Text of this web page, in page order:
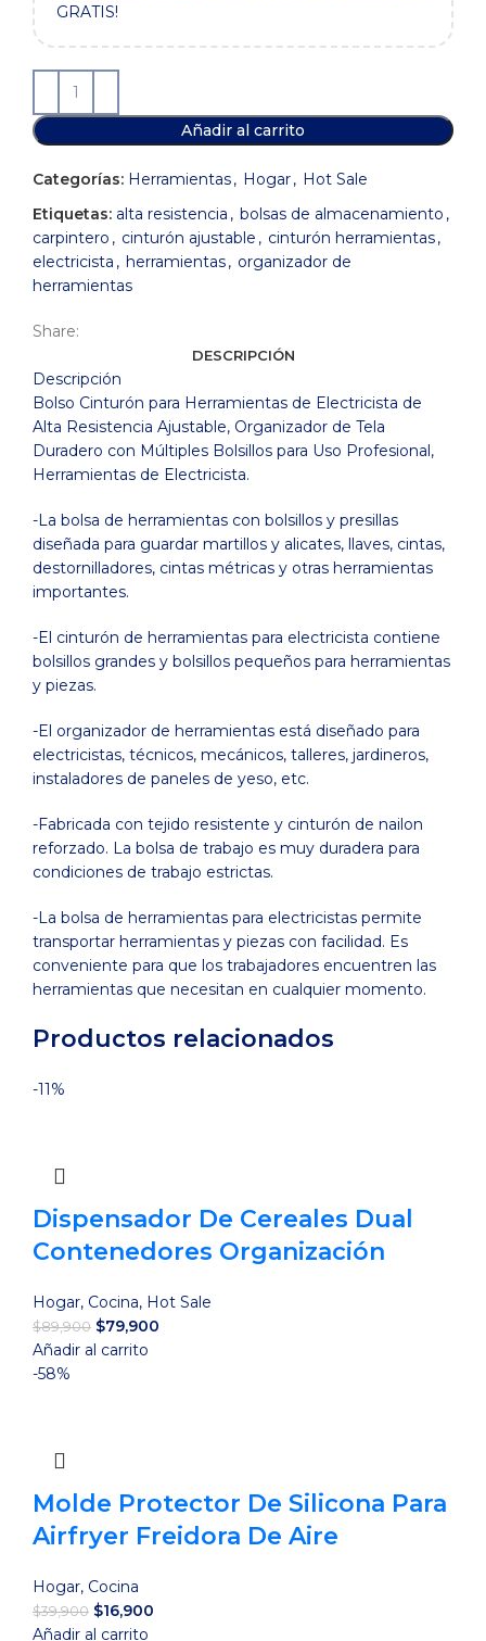
GRATIS!
Añadir al carrito
Categorías: Herramientas, Hogar, Hot Sale
Etiquetas: alta resistencia , bolsas de almacenamiento ,
carpintero , cinturón ajustable , cinturón herramientas,
electricista , herramientas, organizador de
herramientas
Share:
DESCRIPCIÓN
Descripción
Bolso Cinturón para Herramientas de Electricista de
Alta Resistencia Ajustable, Organizador de Tela
Duradero con Múltiples Bolsillos para Uso Profesional,
Herramientas de Electricista.
-La bolsa de herramientas con bolsillos y presillas
diseñada para guardar martillos y alicates, llaves, cintas,
destornilladores, cintas métricas y otras herramientas
importantes.
-El cinturón de herramientas para electricista contiene
bolsillos grandes y bolsillos pequeños para herramientas
y piezas.
-El organizador de herramientas está diseñado para
electricistas, técnicos, mecánicos, talleres, jardineros,
instaladores de paneles de yeso, etc.
-Fabricada con tejido resistente y cinturón de nailon
reforzado. La bolsa de trabajo es muy duradera para
condiciones de trabajo estrictas.
-La bolsa de herramientas para electricistas permite
transportar herramientas y piezas con facilidad. Es
conveniente para que los trabajadores encuentren las
herramientas que necesitan en cualquier momento.
Productos relacionados
-11%
Dispensador De Cereales Dual
Contenedores Organización
Hogar, Cocina, Hot Sale
$89,900 El
precio
$79,900
Añadir al carrito
-58%
Molde Protector De Silicona Para
Airfryer Freidora De Aire
Hogar, Cocina
$39,900 El
precio
$16,900
Añadir al carrito